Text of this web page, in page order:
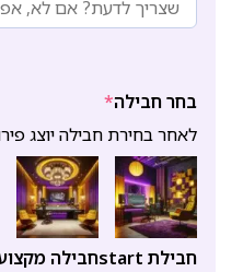
בחר חבילה*
לאחר בחירת חבילה יוצג
חבילת start
חבילה